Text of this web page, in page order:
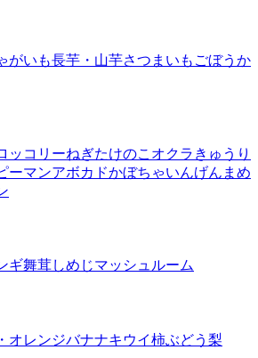
がいも長芋・山芋さつまいも ごぼう か
ッコリーねぎたけのこ オクラ きゅうり
ーマンアボカドかぼちゃいんげんまめ
ギ舞茸しめじマッシュルーム
オレンジバナナキウイ柿ぶどう 梨